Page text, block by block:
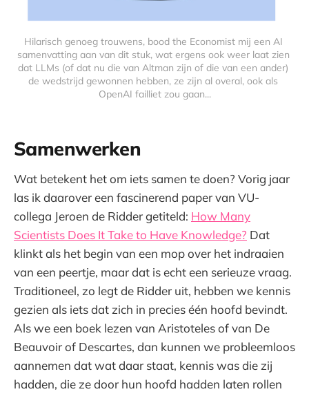
Hilarisch genoeg trouwens, bood the Economist mij een AI
samenvatting aan van dit stuk, wat ergens ook weer laat zien
dat LLMs (of dat nu die van Altman zijn of die van een ander)
de wedstrijd gewonnen hebben, ze zijn al overal, ook als
OpenAI failliet zou gaan...
Samenwerken
Wat betekent het om iets samen te doen? Vorig jaar
las ik daarover een fascinerend paper van VU-
collega Jeroen de Ridder getiteld: How Many
Scientists Does It Take to Have Knowledge? Dat
klinkt als het begin van een mop over het indraaien
van een peertje, maar dat is echt een serieuze vraag.
Traditioneel, zo legt de Ridder uit, hebben we kennis
gezien als iets dat zich in precies één hoofd bevindt.
Als we een boek lezen van Aristoteles of van De
Beauvoir of Descartes, dan kunnen we probleemloos
aannemen dat wat daar staat, kennis was die zij
hadden, die ze door hun hoofd hadden laten rollen